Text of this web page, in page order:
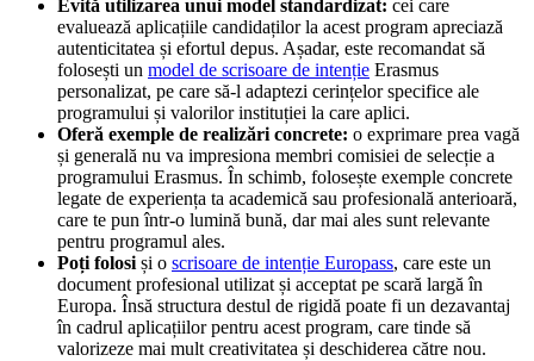
Evită utilizarea unui model standardizat: cei care
evaluează aplicațiile candidaților la acest program apreciază
autenticitatea și efortul depus. Așadar, este recomandat să
folosești un model de scrisoare de intenție Erasmus
personalizat, pe care să-l adaptezi cerințelor specifice ale
programului și valorilor instituției la care aplici.
Oferă exemple de realizări concrete: o exprimare prea vagă
și generală nu va impresiona membri comisiei de selecție a
programului Erasmus. În schimb, folosește exemple concrete
legate de experiența ta academică sau profesională anterioară,
care te pun într-o lumină bună, dar mai ales sunt relevante
pentru programul ales.
Poți folosi și o scrisoare de intenție Europass, care este un
document profesional utilizat și acceptat pe scară largă în
Europa. Însă structura destul de rigidă poate fi un dezavantaj
în cadrul aplicațiilor pentru acest program, care tinde să
valorizeze mai mult creativitatea și deschiderea către nou.